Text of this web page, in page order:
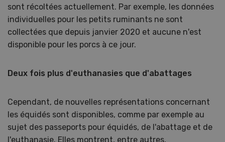
sont récoltées actuellement. Par exemple, les données
individuelles pour les petits ruminants ne sont
collectées que depuis janvier 2020 et aucune n'est
disponible pour les porcs à ce jour.
Deux fois plus d'euthanasies que d'abattages
Cependant, de nouvelles représentations concernant
les équidés sont disponibles, comme par exemple au
sujet des passeports pour équidés, de l'abattage et de
l'euthanasie. Elles montrent, entre autres,